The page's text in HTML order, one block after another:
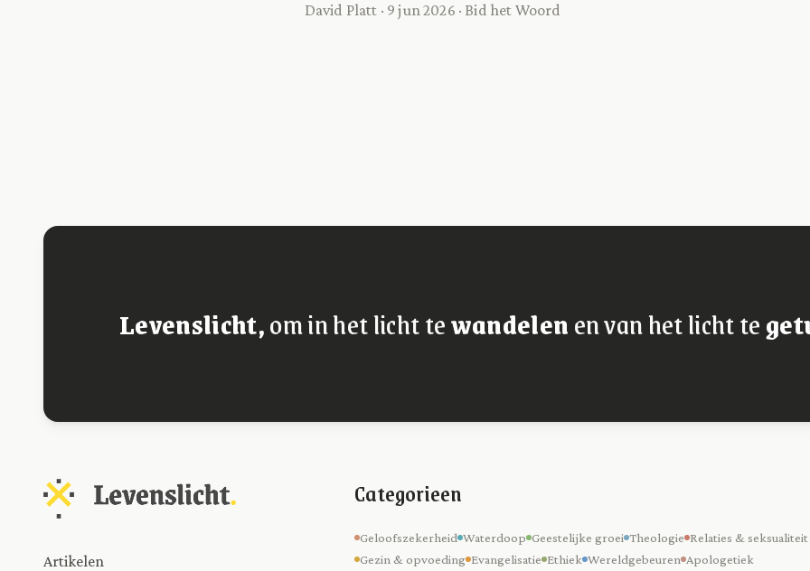
David Platt · 9 jun 2026 · Bid het Woord
Levenslicht,om in het licht tewandelenen van het licht te
Artikelen
Categorieen
Geloofszekerheid Waterdoop Geestelijke groei Theologie Relaties & seksualiteit
Gezin & opvoeding Evangelisatie Ethiek Wereldgebeuren Apologetiek